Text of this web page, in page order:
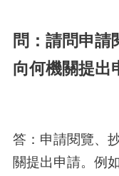
問：請問申請
向何機關提出
答：申請閱覽、
關提出申請。例